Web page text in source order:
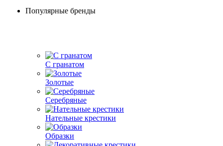
Популярные бренды
С гранатом
Золотые
Серебряные
Нательные крестики
Образки